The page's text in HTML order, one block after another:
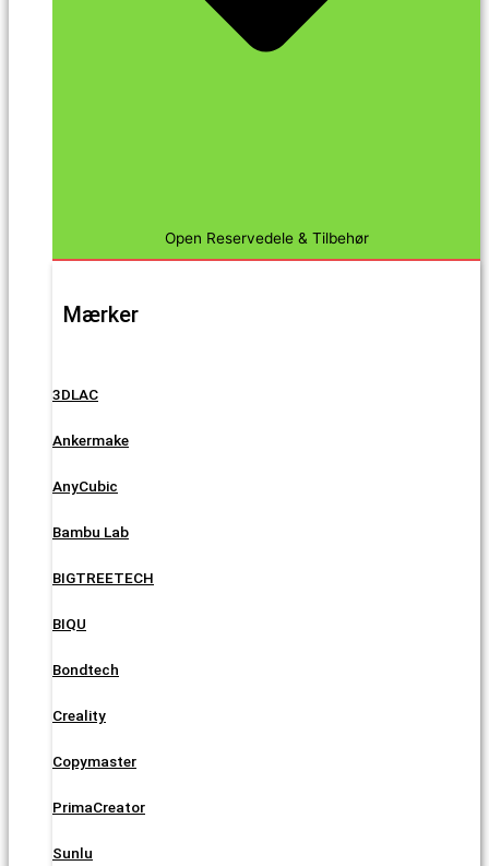
Open Reservedele & Tilbehør
Mærker
3DLAC
Ankermake
AnyCubic
Bambu Lab
BIGTREETECH
BIQU
Bondtech
Creality
Copymaster
PrimaCreator
Sunlu